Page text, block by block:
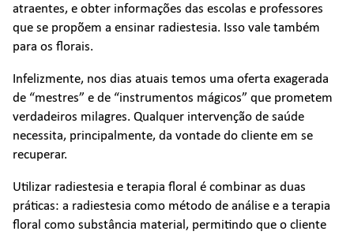
atraentes, e obter informações das escolas e professores
que se propõem a ensinar radiestesia. Isso vale também
para os florais.
Infelizmente, nos dias atuais temos uma oferta exagerada
de “mestres” e de “instrumentos mágicos” que prometem
verdadeiros milagres. Qualquer intervenção de saúde
necessita, principalmente, da vontade do cliente em se
recuperar.
Utilizar radiestesia e terapia floral é combinar as duas
práticas: a radiestesia como método de análise e a terapia
floral como substância material, permitindo que o cliente